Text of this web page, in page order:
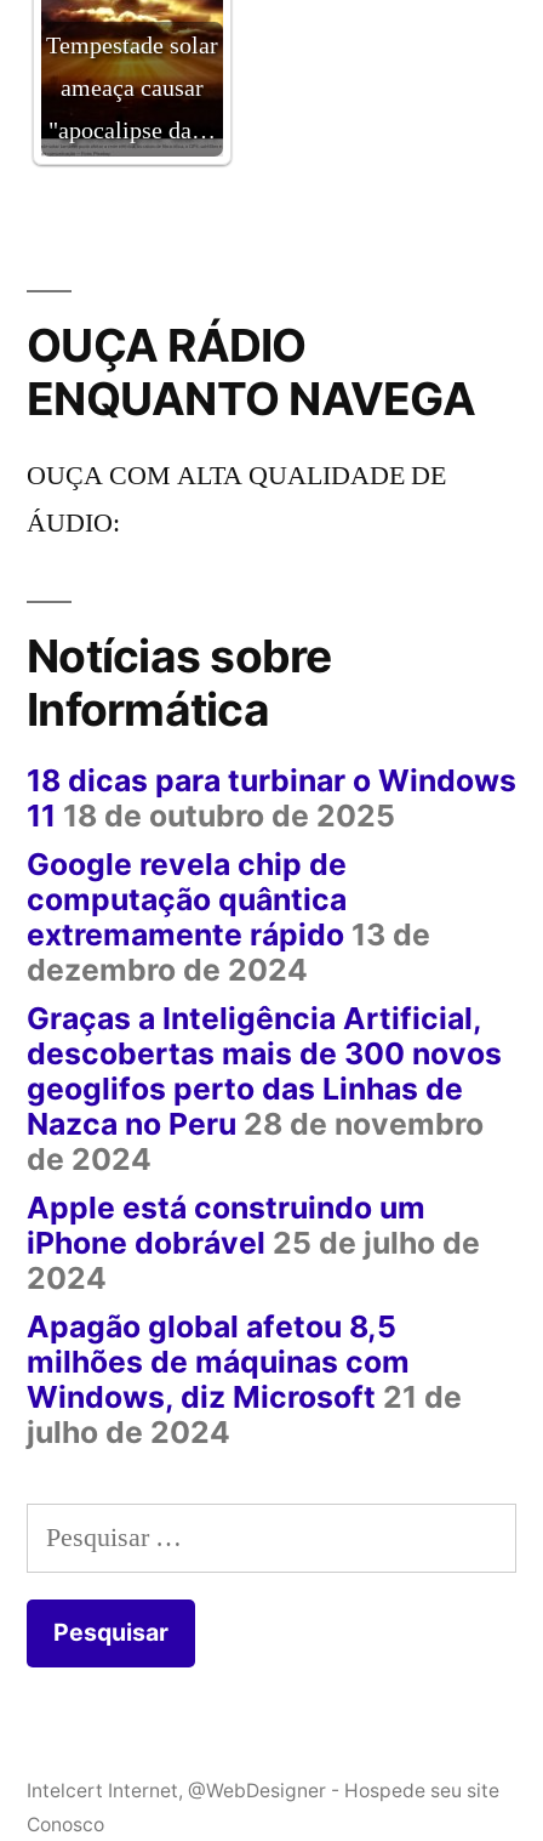
Tempestade solar
ameaça causar
"apocalipse da…
OUÇA RÁDIO
ENQUANTO NAVEGA
OUÇA COM ALTA QUALIDADE DE
ÁUDIO:
Notícias sobre
Informática
18 dicas para turbinar o Windows
11 18 de outubro de 2025
Google revela chip de
computação quântica
extremamente rápido 13 de
dezembro de 2024
Graças a Inteligência Artificial,
descobertas mais de 300 novos
geoglifos perto das Linhas de
Nazca no Peru 28 de novembro
de 2024
Apple está construindo um
iPhone dobrável 25 de julho de
2024
Apagão global afetou 8,5
milhões de máquinas com
Windows, diz Microsoft 21 de
julho de 2024
Pesquisar
por:
Intelcert Internet, @WebDesigner - Hospede seu site
Conosco